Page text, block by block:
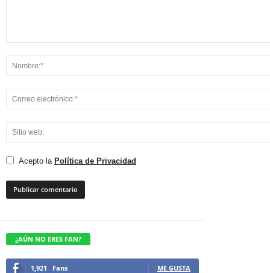
Acepto la Política de Privacidad
¿AÚN NO ERES FAN?
1,921 Fans ME GUSTA